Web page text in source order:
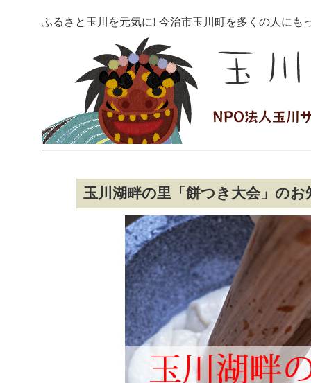
ふるさと玉川を元気に! 今治市玉川町を多くの人にも
玉川湖畔の里「餅つき大会」のお